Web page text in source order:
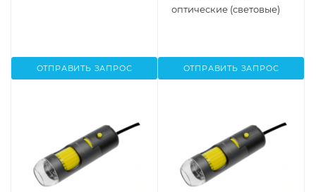
ОТПРАВИТЬ ЗАПРОС
оптические (световые)
ОТПРАВИТЬ ЗАПРОС